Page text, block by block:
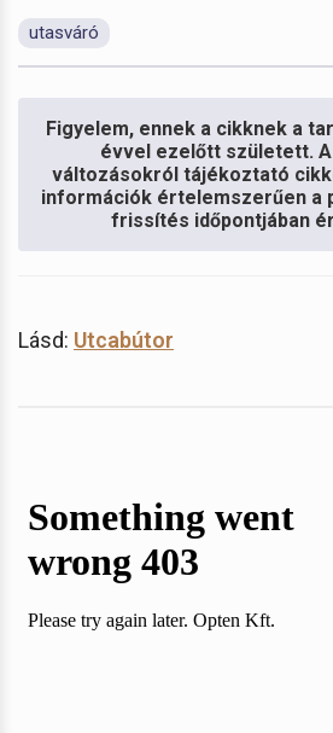
utasváró
Figyelem, ennek a cikknek a
évvel ezelőtt született.
változásokról tájékoztató
információk értelemszerűen a
frissítés időpontjában
Lásd: Utcabútor